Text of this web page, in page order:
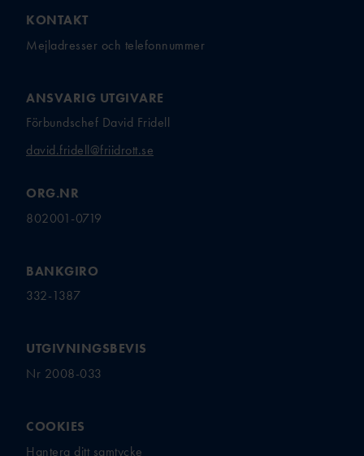
UTMÄRKELSER TILL
AKTIVA
FRIIDROTTSGALA
N
ÖVRIGA
STIPENDIER
FÖRMÅNSBILJETT
ER
KONTAKT
Mejladresser och telefonnummer
ANSVARIG UTGIVARE
Förbundschef David Fridell
david.fridell@friidrott.se
ORG.NR
802001-0719
BANKGIRO
332-1387
UTGIVNINGSBEVIS
Nr 2008-033
COOKIES
Hantera ditt samtycke